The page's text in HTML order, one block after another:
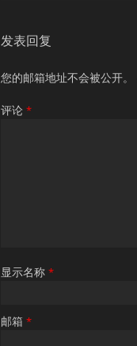
发表回复
您的邮箱地址不会被公开。
评论 *
显示名称 *
邮箱 *